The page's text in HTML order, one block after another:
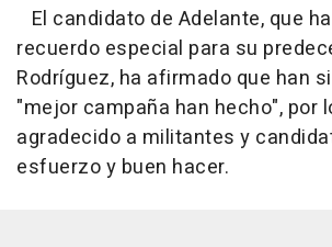
El candidato de Adelante, que
recuerdo especial para su
Rodríguez, ha afirmado que han
"mejor campaña han hecho", por
agradecido a militantes y
esfuerzo y buen hacer.